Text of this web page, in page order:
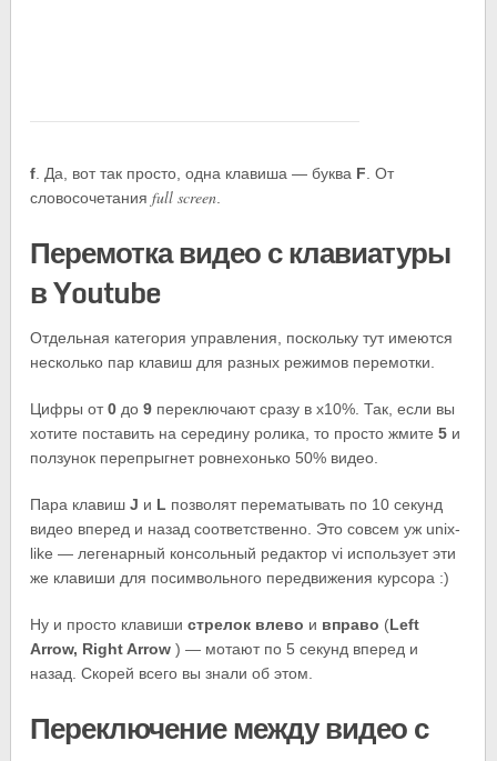
f. Да, вот так просто, одна клавиша — буква F. От
словосочетанияfull screen.
Перемотка видео с клавиатуры
в Youtube
Отдельная категория управления, поскольку тут имеются
несколько пар клавиш для разных режимов перемотки.
Цифры от0 до9 переключают сразу в x10%. Так, если вы
хотите поставить на середину ролика, то просто жмите5 и
ползунок перепрыгнет ровнехонько 50% видео.
Пара клавишJ и L позволят перематывать по 10 секунд
видео вперед и назад соответственно. Это совсем уж unix-
like — легенарный консольный редактор vi использует эти
же клавиши для посимвольного передвижения курсора :)
Ну и просто клавишистрелок влево и вправо (Left
Arrow, Right Arrow ) — мотают по 5 секунд вперед и
назад. Скорей всего вы знали об этом.
Переключение между видео с